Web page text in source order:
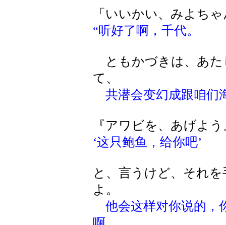
「いいかい、みよち
“听好了啊，千代。
ともかづきは、あた
て、
共潜会变幻成跟咱们
『アワビを、あげよう
‘这只鲍鱼，给你吧’
と、言うけど、それ
よ。
他会这样对你说的，